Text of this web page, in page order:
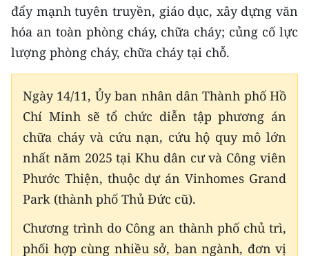
đẩy mạnh tuyên truyền, giáo dục, xây dựng văn
hóa an toàn phòng cháy, chữa cháy; củng cố lực
lượng phòng cháy, chữa cháy tại chỗ.
Ngày 14/11, Ủy ban nhân dân Thành phố Hồ
Chí Minh sẽ tổ chức diễn tập phương án
chữa cháy và cứu nạn, cứu hộ quy mô lớn
nhất năm 2025 tại Khu dân cư và Công viên
Phước Thiện, thuộc dự án Vinhomes Grand
Park (thành phố Thủ Đức cũ).
Chương trình do Công an thành phố chủ trì,
phối hợp cùng nhiều sở, ban ngành, đơn vị